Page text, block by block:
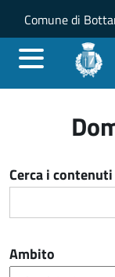
Salta al
Skip to
Comune di
Cerca i
Ambito